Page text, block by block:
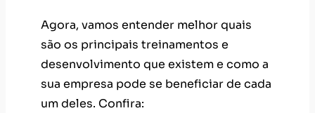
Agora, vamos entender melhor quais
são os principais treinamentos e
desenvolvimento que existem e como a
sua empresa pode se beneficiar de cada
um deles. Confira: